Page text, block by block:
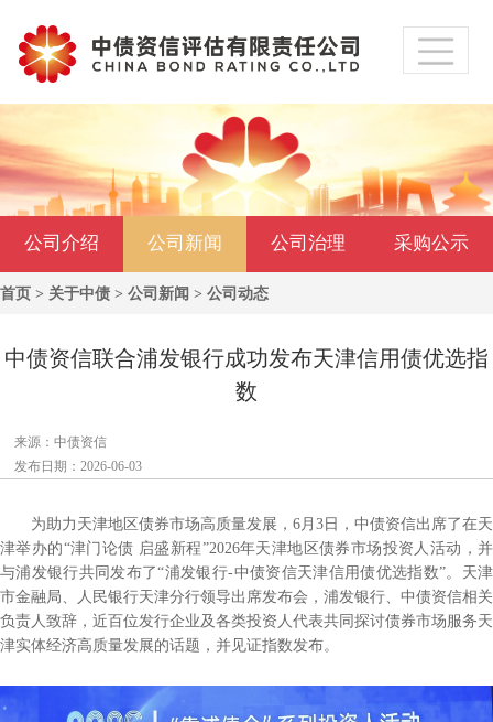
公司介绍 公司新闻 公司治理 采购公示
首页 > 关于中债 > 公司新闻 > 公司动态
中债资信联合浦发银行成功发布天津信用债优选指
数
来源：中债资信
发布日期：2026-06-03
为助力天津地区债券市场高质量发展，6月3日，中债资信出席了在天
津举办的“津门论债 启盛新程”2026年天津地区债券市场投资人活动，并
与浦发银行共同发布了“浦发银行-中债资信天津信用债优选指数”。天津
市金融局、人民银行天津分行领导出席发布会，浦发银行、中债资信相关
负责人致辞，近百位发行企业及各类投资人代表共同探讨债券市场服务天
津实体经济高质量发展的话题，并见证指数发布。